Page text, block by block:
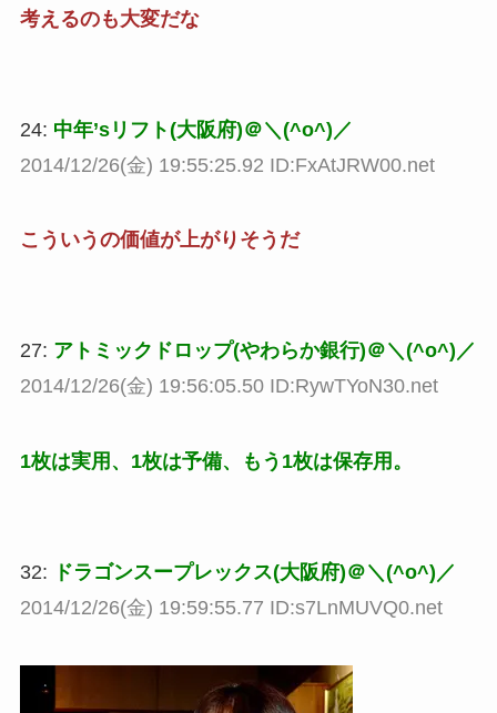
考えるのも大変だな
24: 中年’sリフト(大阪府)＠＼(^o^)／
2014/12/26(金) 19:55:25.92 ID:FxAtJRW00.net
こういうの価値が上がりそうだ
27: アトミックドロップ(やわらか銀行)＠＼(^o^)／
2014/12/26(金) 19:56:05.50 ID:RywTYoN30.net
1枚は実用、1枚は予備、もう1枚は保存用。
32: ドラゴンスープレックス(大阪府)＠＼(^o^)／
2014/12/26(金) 19:59:55.77 ID:s7LnMUVQ0.net